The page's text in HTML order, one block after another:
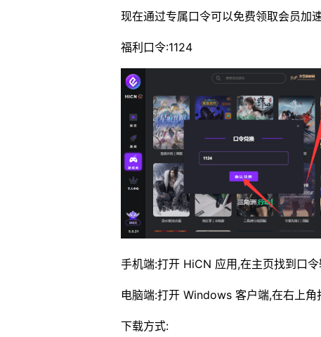
现在通过专属口令可以免费领取会员加
福利口令:1124
手机端:打开 HiCN 应用,在主页找到口
电脑端:打开 Windows 客户端,在右上角
下载方式: